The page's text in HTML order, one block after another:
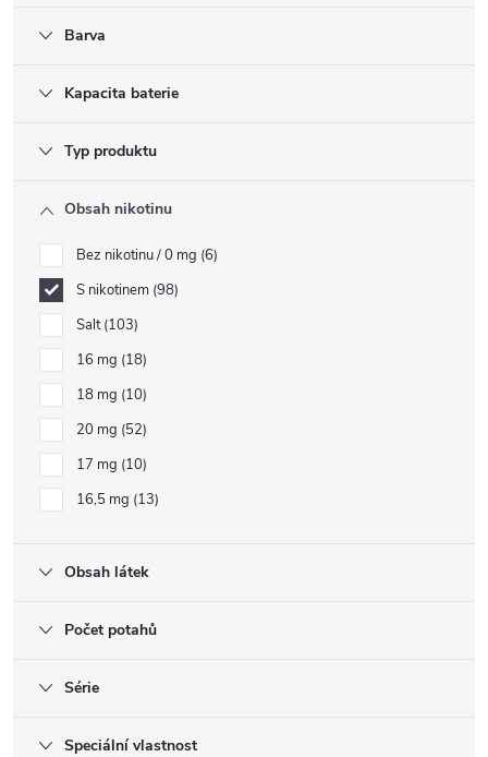
Barva
Kapacita baterie
Typ produktu
Obsah nikotinu
Bez nikotinu / 0 mg 6
S nikotinem 98
Salt 103
16 mg 18
18 mg 10
20 mg 52
17 mg 10
16,5 mg 13
Obsah látek
Počet potahů
Série
Speciální vlastnost